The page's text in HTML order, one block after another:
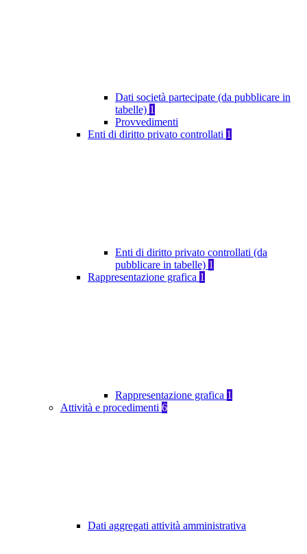
Dati società partecipate (da pubblicare in
tabelle) 1
Provvedimenti
Enti di diritto privato controllati 1
Enti di diritto privato controllati (da
pubblicare in tabelle) 1
Rappresentazione grafica 1
Rappresentazione grafica 1
Attività e procedimenti 6
Dati aggregati attività amministrativa